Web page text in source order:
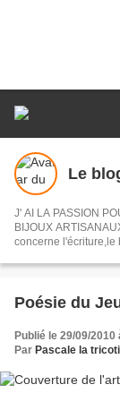
Le
J' AI LA PASSION POUR LE TRICOT
BIJOUX
concerne l'écriture,le
Poésie du
Publié le 29/09/2010
Par Pascale la